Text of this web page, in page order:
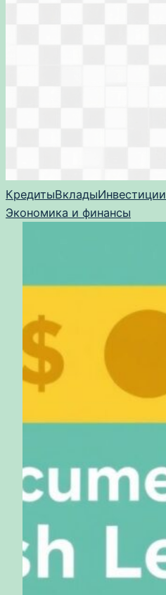
КредитыВкладыИнвестиции
Экономика и финансы